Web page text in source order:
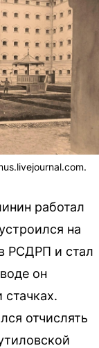
работал
на
РСДРП и стал
он
стачках.
отчислять